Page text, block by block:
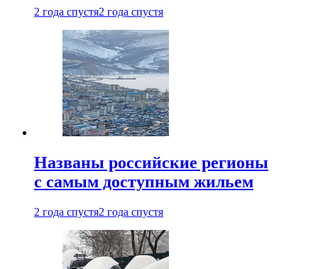
2 года спустя2 года спустя
Названы российские регионы
с самым доступным жильем
2 года спустя2 года спустя